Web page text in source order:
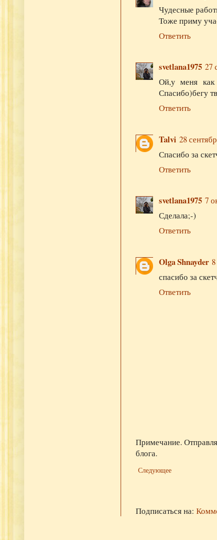
Чудесные
Тоже приму
Ответить
svetlana1975 27
Ой,у меня как
Спасибо)бегу
Ответить
Talvi 28
Спасибо за
Ответить
svetlana1975 7
Сделала;-)
Ответить
Olga Shnayder
спасибо за
Ответить
Примечание.
блога.
Следующее
Подписаться на: